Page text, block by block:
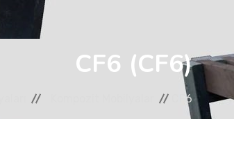
CF6 (CF6)
CF6